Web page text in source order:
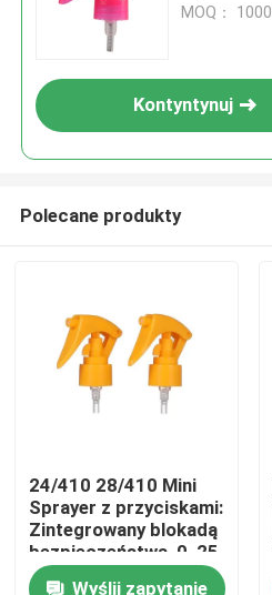
Dom
butelek
MOQ：
Kontyntynuj
Polecane produkty
24/410 28/410 Mini
Sprayer z przyciskami:
Zintegrowany blokadą
bezpieczeństwa, 0, 25
ml Precyzyjna dawka
Wyślij zapytanie